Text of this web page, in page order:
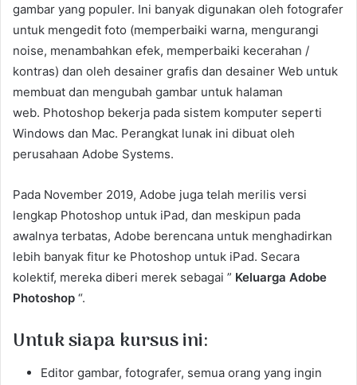
gambar yang populer. Ini banyak digunakan oleh fotografer
untuk mengedit foto (memperbaiki warna, mengurangi
noise, menambahkan efek, memperbaiki kecerahan /
kontras) dan oleh desainer grafis dan desainer Web untuk
membuat dan mengubah gambar untuk halaman
web. Photoshop bekerja pada sistem komputer seperti
Windows dan Mac. Perangkat lunak ini dibuat oleh
perusahaan Adobe Systems.
Pada November 2019, Adobe juga telah merilis versi
lengkap Photoshop untuk iPad, dan meskipun pada
awalnya terbatas, Adobe berencana untuk menghadirkan
lebih banyak fitur ke Photoshop untuk iPad. Secara
kolektif, mereka diberi merek sebagai ” Keluarga Adobe
Photoshop “.
Untuk siapa kursus ini:
Editor gambar, fotografer, semua orang yang ingin